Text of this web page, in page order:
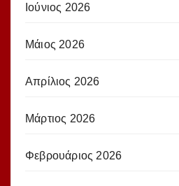
Ιούνιος 2026
Μάιος 2026
Απρίλιος 2026
Μάρτιος 2026
Φεβρουάριος 2026